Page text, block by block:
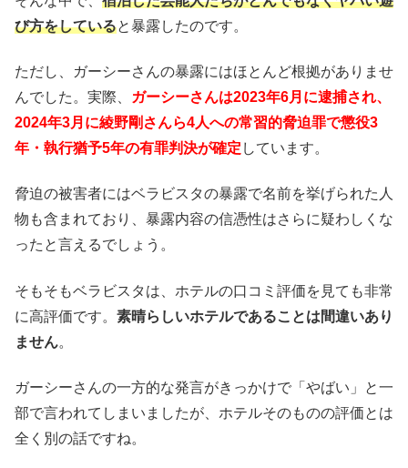
び方をしていると暴露したのです。
ただし、ガーシーさんの暴露にはほとんど根拠がありませ
んでした。実際、
ガーシーさんは2023年6月に逮捕され、
2024年3月に綾野剛さんら4人への常習的脅迫罪で懲役3
年・執行猶予5年の有罪判決が確定 しています。
脅迫の被害者にはベラビスタの暴露で名前を挙げられた人
物も含まれており、暴露内容の信憑性はさらに疑わしくな
ったと言えるでしょう。
そもそもベラビスタは、ホテルの口コミ評価を見ても非常
に高評価です。 素晴らしいホテルであることは間違いあり
ません。
ガーシーさんの一方的な発言がきっかけで「やばい」と一
部で言われてしまいましたが、ホテルそのものの評価とは
全く別の話ですね。